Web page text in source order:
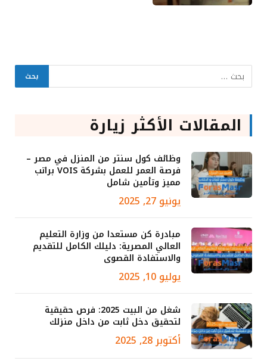
المقالات الأكثر زيارة
وظائف كول سنتر من المنزل في مصر –
فرصة العمر للعمل بشركة VOIS براتب
مميز وتأمين شامل
يونيو 27, 2025
مبادرة كن مستعدا من وزارة التعليم
العالي المصرية: دليلك الكامل للتقديم
والاستفادة القصوى
يوليو 10, 2025
شغل من البيت 2025: فرص حقيقية
لتحقيق دخل ثابت من داخل منزلك
أكتوبر 28, 2025